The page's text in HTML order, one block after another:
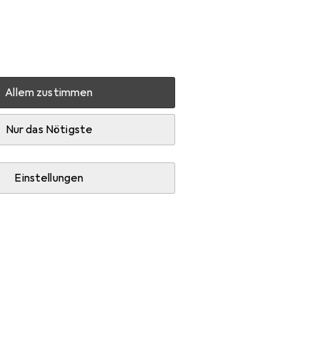
Allem zustimmen
Nur das Nötigste
Einstellungen
Stiefel Zubehör